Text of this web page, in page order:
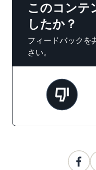
このコンテ
したか？
フィードバックを
さい。